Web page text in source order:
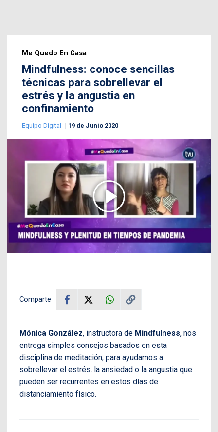
Me Quedo En Casa
Mindfulness: conoce sencillas
técnicas para sobrellevar el
estrés y la angustia en
confinamiento
Equipo Digital 19 de Junio 2020
Comparte
Mónica González, instructora de Mindfulness, nos
entrega simples consejos basados en esta
disciplina de meditación, para ayudarnos a
sobrellevar el estrés, la ansiedad o la angustia que
pueden ser recurrentes en estos días de
distanciamiento físico.